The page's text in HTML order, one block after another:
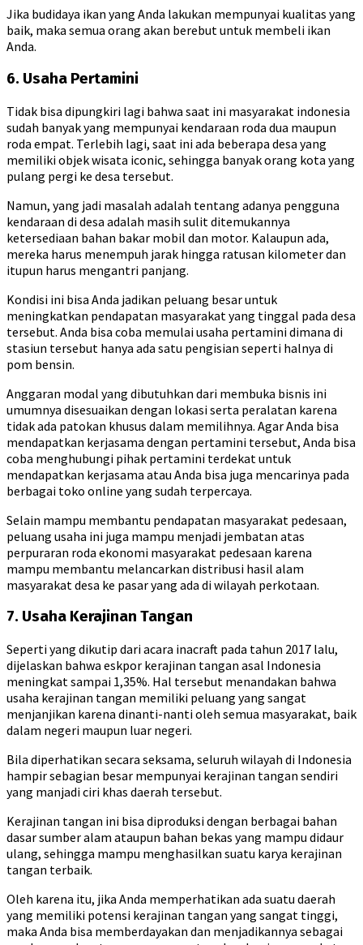
Jika budidaya ikan yang Anda lakukan mempunyai kualitas yang
baik, maka semua orang akan berebut untuk membeli ikan
Anda.
6. Usaha Pertamini
Tidak bisa dipungkiri lagi bahwa saat ini masyarakat indonesia
sudah banyak yang mempunyai kendaraan roda dua maupun
roda empat. Terlebih lagi, saat ini ada beberapa desa yang
memiliki objek wisata iconic, sehingga banyak orang kota yang
pulang pergi ke desa tersebut.
Namun, yang jadi masalah adalah tentang adanya pengguna
kendaraan di desa adalah masih sulit ditemukannya
ketersediaan bahan bakar mobil dan motor. Kalaupun ada,
mereka harus menempuh jarak hingga ratusan kilometer dan
itupun harus mengantri panjang.
Kondisi ini bisa Anda jadikan peluang besar untuk
meningkatkan pendapatan masyarakat yang tinggal pada desa
tersebut. Anda bisa coba memulai usaha pertamini dimana di
stasiun tersebut hanya ada satu pengisian seperti halnya di
pom bensin.
Anggaran modal yang dibutuhkan dari membuka bisnis ini
umumnya disesuaikan dengan lokasi serta peralatan karena
tidak ada patokan khusus dalam memilihnya. Agar Anda bisa
mendapatkan kerjasama dengan pertamini tersebut, Anda bisa
coba menghubungi pihak pertamini terdekat untuk
mendapatkan kerjasama atau Anda bisa juga mencarinya pada
berbagai toko online yang sudah terpercaya.
Selain mampu membantu pendapatan masyarakat pedesaan,
peluang usaha ini juga mampu menjadi jembatan atas
perpuraran roda ekonomi masyarakat pedesaan karena
mampu membantu melancarkan distribusi hasil alam
masyarakat desa ke pasar yang ada di wilayah perkotaan.
7. Usaha Kerajinan Tangan
Seperti yang dikutip dari acara inacraft pada tahun 2017 lalu,
dijelaskan bahwa eskpor kerajinan tangan asal Indonesia
meningkat sampai 1,35%. Hal tersebut menandakan bahwa
usaha kerajinan tangan memiliki peluang yang sangat
menjanjikan karena dinanti-nanti oleh semua masyarakat, baik
dalam negeri maupun luar negeri.
Bila diperhatikan secara seksama, seluruh wilayah di Indonesia
hampir sebagian besar mempunyai kerajinan tangan sendiri
yang manjadi ciri khas daerah tersebut.
Kerajinan tangan ini bisa diproduksi dengan berbagai bahan
dasar sumber alam ataupun bahan bekas yang mampu didaur
ulang, sehingga mampu menghasilkan suatu karya kerajinan
tangan terbaik.
Oleh karena itu, jika Anda memperhatikan ada suatu daerah
yang memiliki potensi kerajinan tangan yang sangat tinggi,
maka Anda bisa memberdayakan dan menjadikannya sebagai